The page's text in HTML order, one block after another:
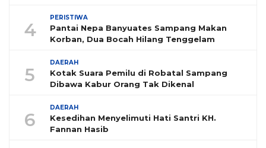
4
PERISTIWA
Pantai Nepa Banyuates Sampang Makan
Korban, Dua Bocah Hilang Tenggelam
5
DAERAH
Kotak Suara Pemilu di Robatal Sampang
Dibawa Kabur Orang Tak Dikenal
6
DAERAH
Kesedihan Menyelimuti Hati Santri KH.
Fannan Hasib